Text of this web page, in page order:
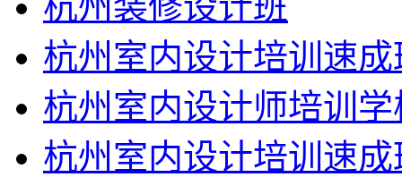
杭州室内设计培训速成
杭州室内设计师培训
杭州室内设计培训速成